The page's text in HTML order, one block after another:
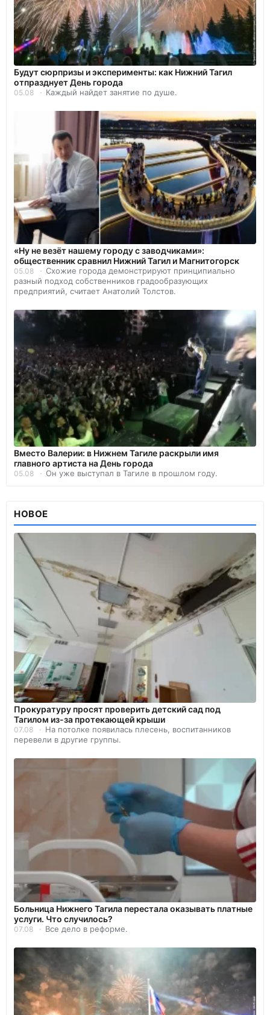
Будут сюрпризы и эксперименты: как Нижний Тагил
отпразднует День города
05.08 Каждый найдет занятие по душе.
«Ну не везёт нашему городу с заводчиками»:
общественник сравнил Нижний Тагил и Магнитогорск
05.08
Схожие города демонстрируют принципиально
разный подход собственников градообразующих
предприятий, считает Анатолий Толстов.
Вместо Валерии: в Нижнем Тагиле раскрыли имя
главного артиста на День города
05.08 Он уже выступал в Тагиле в прошлом году.
НОВОЕ
Прокуратуру просят проверить детский сад под
Тагилом из-за протекающей крыши
07.08
На потолке появилась плесень, воспитанников
перевели в другие группы.
Больница Нижнего Тагила перестала оказывать платные
услуги. Что случилось?
07.08 Все дело в реформе.